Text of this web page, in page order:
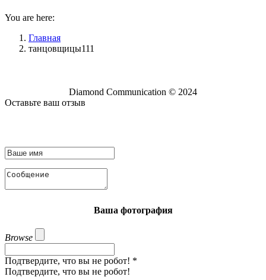
You are here:
Главная
танцовщицы111
Diamond Communication © 2024
Оставьте ваш отзыв
Ваша фотография
Browse
Подтвердите, что вы не робот! *
Подтвердите, что вы не робот!